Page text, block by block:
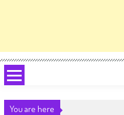
You are here